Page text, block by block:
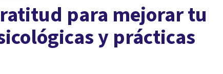
para mejorar tu
y prácticas